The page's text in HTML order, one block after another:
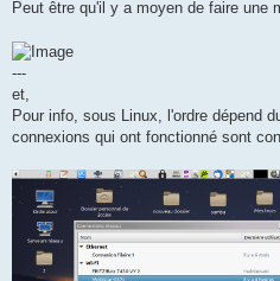
Peut être qu'il y a moyen de faire une
---
et,
Pour info, sous Linux, l'ordre dépend
connexions qui ont fonctionné sont